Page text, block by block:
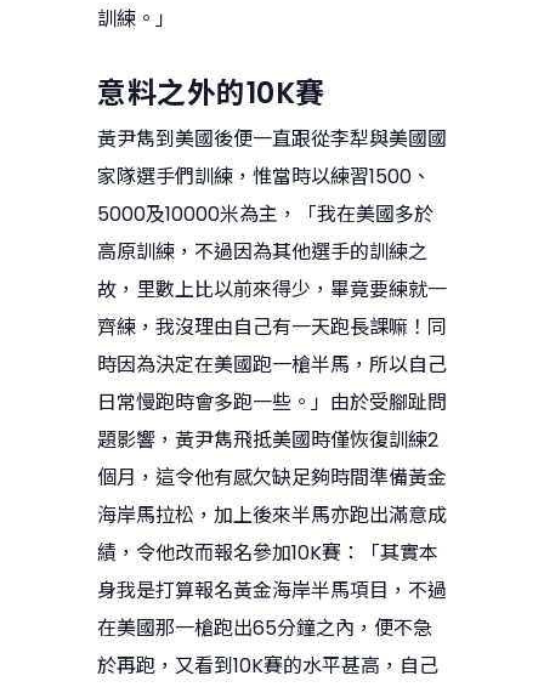
訓練。」
意料之外的10K賽
黃尹雋到美國後便一直跟從李犁與美國國
家隊選手們訓練，惟當時以練習1500、
5000及10000米為主，「我在美國多於
高原訓練，不過因為其他選手的訓練之
故，里數上比以前來得少，畢竟要練就一
齊練，我沒理由自己有一天跑長課嘛！同
時因為決定在美國跑一槍半馬，所以自己
日常慢跑時會多跑一些。」由於受腳趾問
題影響，黃尹雋飛抵美國時僅恢復訓練2
個月，這令他有感欠缺足夠時間準備黃金
海岸馬拉松，加上後來半馬亦跑出滿意成
績，令他改而報名參加10K賽：「其實本
身我是打算報名黃金海岸半馬項目，不過
在美國那一槍跑出65分鐘之內，便不急
於再跑，又看到10K賽的水平甚高，自己